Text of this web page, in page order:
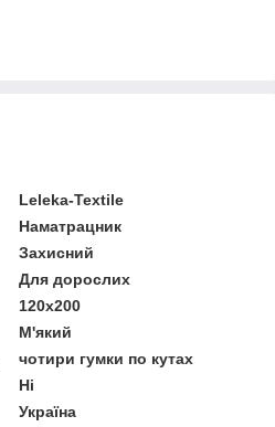
Leleka-Textile
Наматрацник
Захисний
Для дорослих
120x200
М'який
чотири гумки по кутах
Ні
Україна